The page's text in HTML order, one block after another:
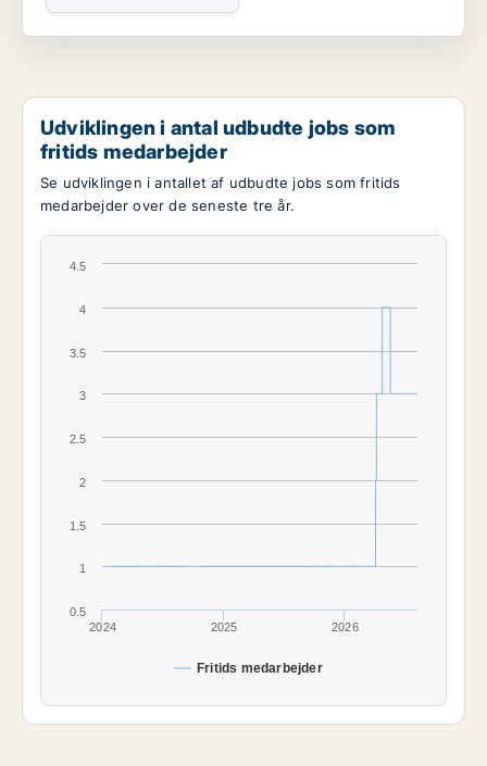
Udviklingen i antal udbudte jobs som
fritids medarbejder
Se udviklingen i antallet af udbudte jobs som fritids
medarbejder over de seneste tre år.
Fritids medarbejder
2024 2025 2026
0.5
1
1.5
2
2.5
3
3.5
4
4.5